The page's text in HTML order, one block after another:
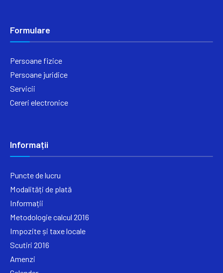
Formulare
Persoane fizice
Persoane juridice
Servicii
Cereri electronice
Informații
Puncte de lucru
Modalități de plată
Informații
Metodologie calcul 2016
Impozite și taxe locale
Scutiri 2016
Amenzi